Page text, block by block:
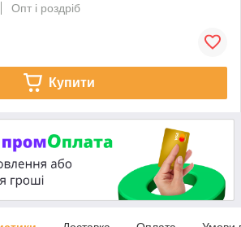
Опт і роздріб
Купити